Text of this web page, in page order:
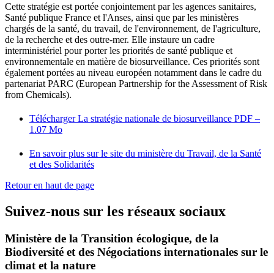
Cette stratégie est portée conjointement par les agences sanitaires,
Santé publique France et l'Anses, ainsi que par les ministères
chargés de la santé, du travail, de l'environnement, de l'agriculture,
de la recherche et des outre-mer. Elle instaure un cadre
interministériel pour porter les priorités de santé publique et
environnementale en matière de biosurveillance. Ces priorités sont
également portées au niveau européen notamment dans le cadre du
partenariat PARC (European Partnership for the Assessment of Risk
from Chemicals).
Télécharger La stratégie nationale de biosurveillance PDF –
1.07 Mo
En savoir plus sur le site du ministère du Travail, de la Santé
et des Solidarités
Retour en haut de page
Suivez-nous sur les réseaux sociaux
Ministère de la Transition écologique, de la
Biodiversité et des Négociations internationales sur le
climat et la nature